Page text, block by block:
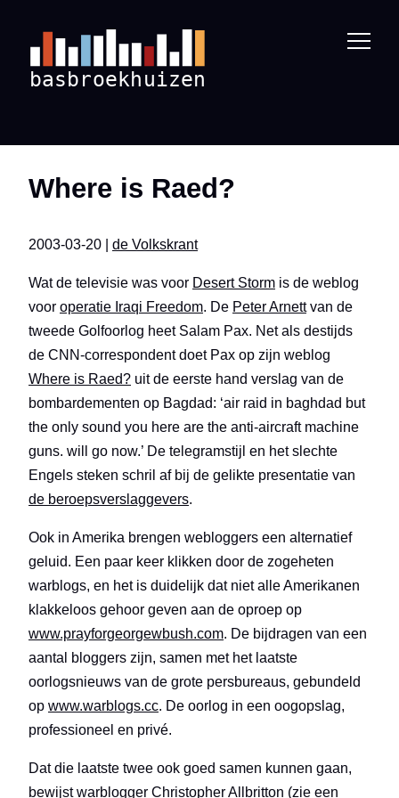
Where is Raed?
2003-03-20 | de Volkskrant
Wat de televisie was voor Desert Storm is de weblog
voor operatie Iraqi Freedom. De Peter Arnettvan de
tweede Golfoorlog heet Salam Pax. Net als destijds
de CNN-correspondent doet Pax op zijn weblog
Where is Raed? uit de eerste hand verslag van de
bombardementen op Bagdad: ‘air raid in baghdad but
the only sound you here are the anti-aircraft machine
guns. will go now.’ De telegramstijl en het slechte
Engels steken schril af bij de gelikte presentatie van
de beroepsverslaggevers.
Ook in Amerika brengen webloggers een alternatief
geluid. Een paar keer klikken door de zogeheten
warblogs, en het is duidelijk dat niet alle Amerikanen
klakkeloos gehoor geven aan de oproep op
www.prayforgeorgewbush.com. De bijdragen van een
aantal bloggers zijn, samen met het laatste
oorlogsnieuws van de grote persbureaus, gebundeld
op www.warblogs.cc. De oorlog in een oogopslag,
professioneel en privé.
Dat die laatste twee ook goed samen kunnen gaan,
bewijst warblogger Christopher Allbritton (zie een